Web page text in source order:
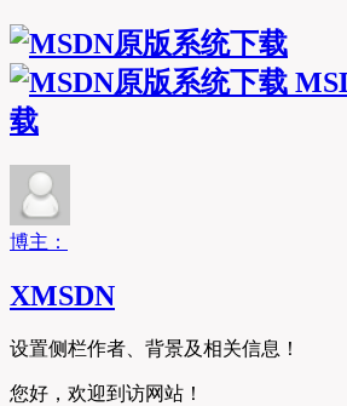
载
博主：
XMSDN
设置侧栏作者、背景及相关信息！
您好，欢迎到访网站！